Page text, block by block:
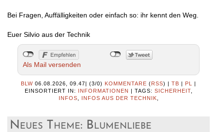
Bei Fragen, Auffälligkeiten oder einfach so: ihr kennt den Weg.
Euer Silvio aus der Technik
Als Mail versenden
BLW 06.08.2026, 09.47| (3/0) KOMMENTARE (RSS) | TB | PL
|
EINSORTIERT IN: INFORMATIONEN | TAGS: SICHERHEIT,
INFOS
INFOS AUS DER TECHNIK
Neues Theme: Blumenliebe